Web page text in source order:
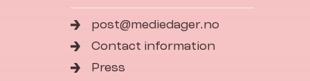
post@mediedager.no
Contact information
Press